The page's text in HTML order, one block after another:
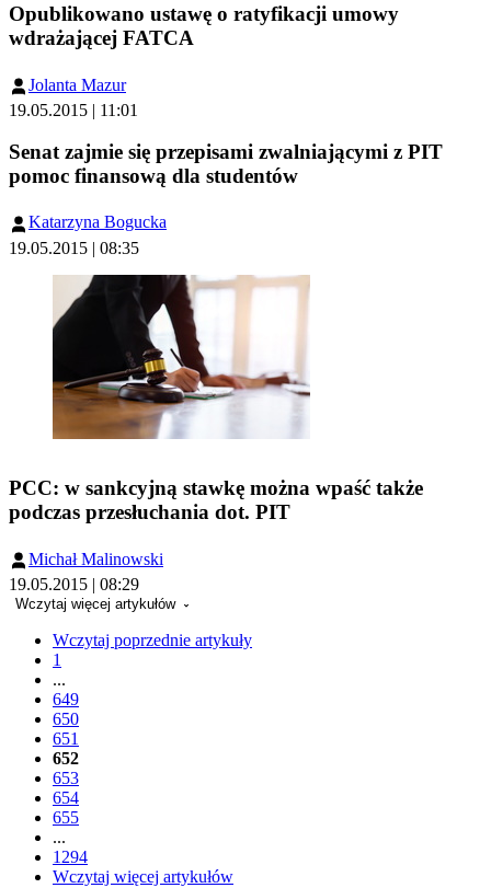
Opublikowano ustawę o ratyfikacji umowy
wdrażającej FATCA
Jolanta Mazur
19.05.2015 | 11:01
Senat zajmie się przepisami zwalniającymi z PIT
pomoc finansową dla studentów
Katarzyna Bogucka
19.05.2015 | 08:35
PCC: w sankcyjną stawkę można wpaść także
podczas przesłuchania dot. PIT
Michał Malinowski
19.05.2015 | 08:29
Wczytaj więcej artykułów
Wczytaj poprzednie artykuły
1
...
649
650
651
652
653
654
655
...
1294
Wczytaj więcej artykułów